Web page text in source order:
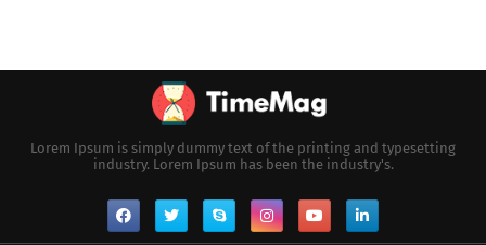
Lorem Ipsum is simply dummy text of the printing and typesetting
industry. Lorem Ipsum has been the industry's.